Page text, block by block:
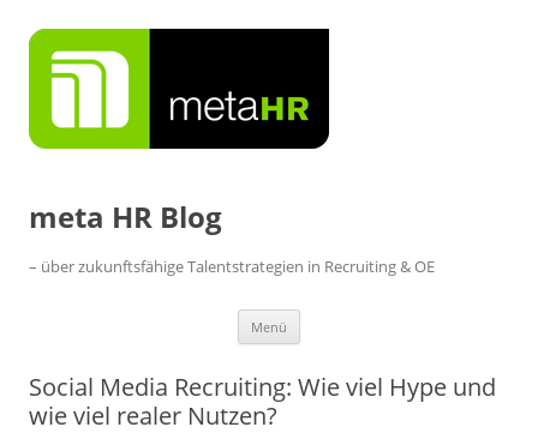
Inhalt
springen
meta HR Blog
– über zukunftsfähige Talentstrategien in Recruiting & OE
Menü
Social Media Recruiting: Wie viel Hype und
wie viel realer Nutzen?